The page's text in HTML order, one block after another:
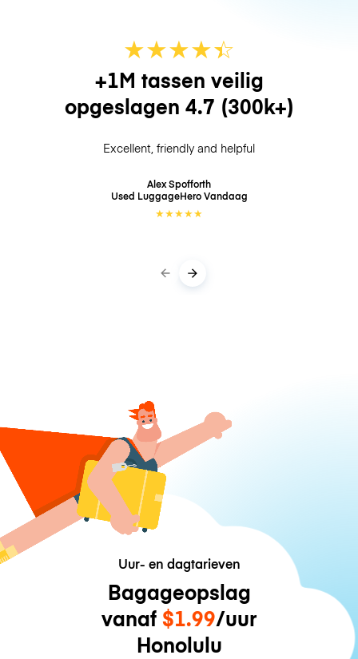
★★★★☆
★
+1M tassen veilig
opgeslagen 4.7 (300k+)
Excellent, friendly and helpful
Alex Spofforth
Used LuggageHeroVandaag
★★★★★
Uur- en dagtarieven
Bagageopslag
vanaf $1.99/uur
Honolulu